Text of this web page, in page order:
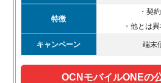
特徴
・契
・他とは
キャンペーン 端末
OCNモバイルONEの